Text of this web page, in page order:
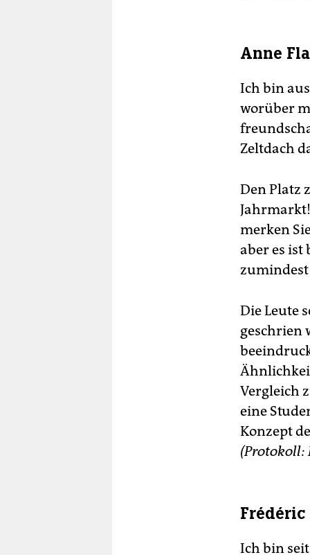
Anne
Ich bin
worüber
Zeltdach
Den Platz
merken
aber es ist
zumindest
Die Leute
geschrien
Vergleich
eine
Konzept
(Protokoll:
Frédéric
Ich bin